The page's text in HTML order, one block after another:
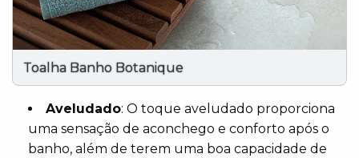
Toalha Banho Botanique
Aveludado: O toque aveludado proporciona
uma sensação de aconchego e conforto após o
banho, além de terem uma boa capacidade de